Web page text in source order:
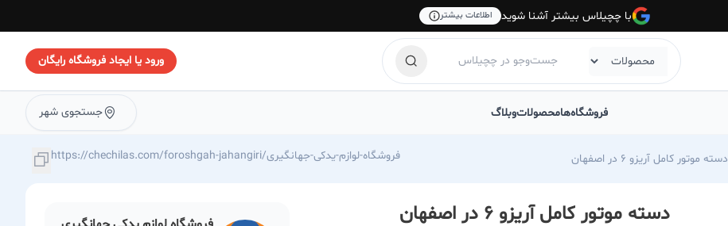
با چچیلاس بیشتر آشنا شوید اطلاعات بیشتر
ورود یا ایجاد فروشگاه رایگان
فروشگاه‌هامحصولاتوبلاگ جستجوی شهر
دسته موتور کامل آریزو ۶ در اصفهان https://chechilas.com/foroshgah-jahangiri/فروشگاه-لوازم-یدکی-جهانگیری
دسته موتور کامل آریزو ۶ در اصفهان